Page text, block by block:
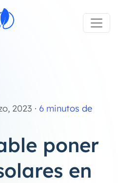
2023 · 6 minutos de
poner
en